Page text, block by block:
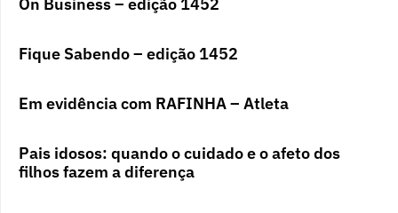
On Business – edição 1452
Fique Sabendo – edição 1452
Em evidência com RAFINHA – Atleta
Pais idosos: quando o cuidado e o afeto dos
filhos fazem a diferença